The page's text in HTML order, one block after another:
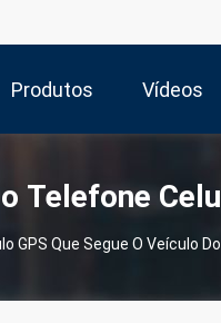
Produtos Vídeos
Telefone
GPS Que Segue O Veículo